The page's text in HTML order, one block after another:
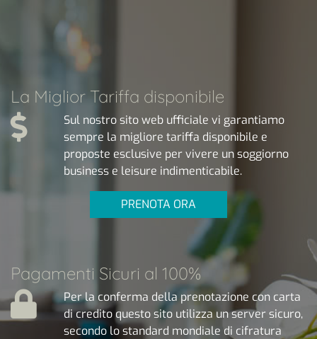
La Miglior Tariffa disponibile
Sul nostro sito web ufficiale vi garantiamo
sempre la migliore tariffa disponibile e
proposte esclusive per vivere un soggiorno
business e leisure indimenticabile.
PRENOTA ORA
Pagamenti Sicuri al 100%
Per la conferma della prenotazione con carta
di credito questo sito utilizza un server sicuro,
secondo lo standard mondiale di cifratura